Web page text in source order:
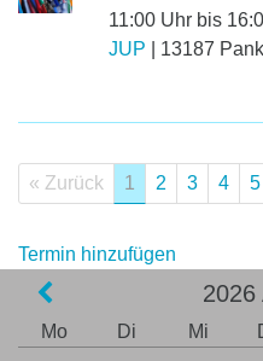
11:00 Uhr bis
JUP
13187
« Zurück 1 2 3 4 5
Termin hinzufügen
2026
Mo Di Mi